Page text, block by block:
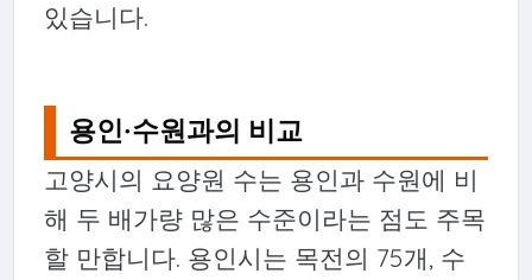
있습니다.
용인·수원과의 비교
고양시의 요양원 수는 용인과 수원에 비
해 두 배가량 많은 수준이라는 점도 주목
할 만합니다. 용인시는 목전의 75개, 수